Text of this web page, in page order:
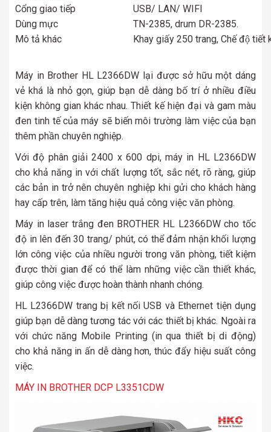
Cổng giao tiếp
USB/ LAN/ WIFI
Dùng mực
TN-2385, drum DR-2385.
Mô tả khác
Khay giấy 250 trang, Chế độ tiết
Máy in Brother HL L2366DW lại được sở hữu một dáng
vẻ khá là nhỏ gọn, giúp bạn dễ dàng bố trí ở nhiều điều
kiện không gian khác nhau. Thiết kế hiện đại và gam màu
đen tinh tế của máy sẽ biến môi trường làm việc của bạn
thêm phần chuyên nghiệp.
Với độ phân giải 2400 x 600 dpi, máy in HL L2366DW
cho khả năng in với chất lượng tốt, sắc nét, rõ ràng, giúp
các bản in trở nên chuyên nghiệp khi gửi cho khách hàng
hay cấp trên, làm tăng hiệu quả công việc văn phòng.
Máy in laser trắng đen BROTHER HL L2366DW cho tốc
độ in lên đến 30 trang/ phút, có thể đảm nhận khối lượng
lớn công việc của nhiều người trong văn phòng, tiết kiệm
được thời gian để có thể làm những việc cần thiết khác,
giúp công việc được hoàn thành nhanh chóng.
HL L2366DW trang bị kết nối USB và Ethernet tiện dụng
giúp bạn dễ dàng tương tác với các thiết bị khác. Ngoài ra
với chức năng Mobile Printing (in qua thiết bị di động)
cho khả năng in ấn dễ dàng hơn, thúc đẩy hiệu suất công
việc.
MÁY IN BROTHER DCP L3351CDW